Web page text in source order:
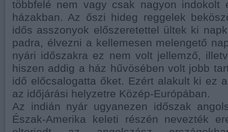
többfelé nem vagy csak nagyon indokolt
házakban. Az őszi hideg reggelek
idős asszonyok előszeretettel ültek ki
padra, élvezni a kellemesen melengető
nyári időszakra ez nem volt jellemző,
hiszen addig a ház hűvösében volt jobb
idő előcsalogatta őket. Ezért alakult ki ez
az időjárási helyzetre Közép-Európában.
Az indián nyár ugyanezen időszak
Észak-Amerika keleti részén nevezték